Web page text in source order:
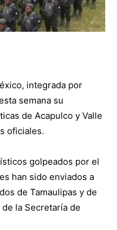
integrada por
semana su
de Acapulco y Valle
oficiales.
golpeados por el
han sido enviados a
de Tamaulipas y de
la Secretaría de